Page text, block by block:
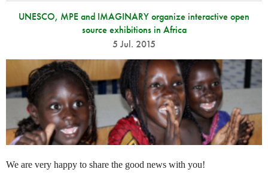
UNESCO, MPE and IMAGINARY organize interactive open
source exhibitions in Africa
5 Jul. 2015
We are very happy to share the good news with you!